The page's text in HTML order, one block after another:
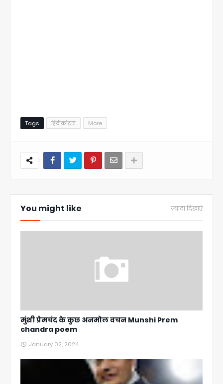
Tags हिंदीकोट्स More
You might like ज़्यादा दिखाएं
मुंशी प्रेमचंद के कुछ अनमोल वचन Munshi Prem
chandra poem
January 02, 2024